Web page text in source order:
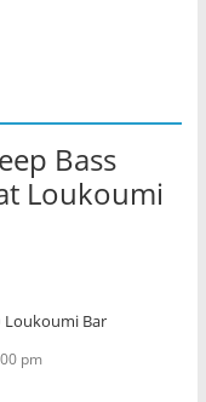
Bass
Loukoumi
Loukoumi Bar
pm